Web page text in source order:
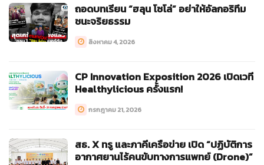
ถอดบทเรียน “ฮลุน โซโล่” อย่าให้อัลกอริทึม
ชนะจริยธรรม
สิงหาคม 4, 2026
CP Innovation Exposition 2026 เปิดเวที
Healthylicious ครั้งแรก!
กรกฎาคม 21, 2026
สธ. X ทรู และภาคีเครือข่าย เปิด “ปฏิบัติการ
อากาศยานไร้คนขับทางการแพทย์ (Drone)”